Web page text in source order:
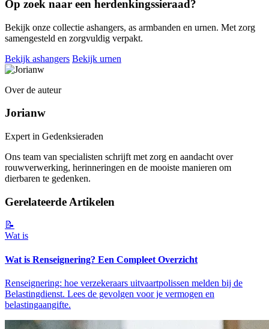
Op zoek naar een herdenkingssieraad?
Bekijk onze collectie ashangers, as armbanden en urnen. Met zorg
samengesteld en zorgvuldig verpakt.
Bekijk ashangers Bekijk urnen
Over de auteur
Jorianw
Expert in Gedenksieraden
Ons team van specialisten schrijft met zorg en aandacht over
rouwverwerking, herinneringen en de mooiste manieren om
dierbaren te gedenken.
Gerelateerde Artikelen
📝
Wat is
Wat is Renseignering? Een Compleet Overzicht
Renseignering: hoe verzekeraars uitvaartpolissen melden bij de
Belastingdienst. Lees de gevolgen voor je vermogen en
belastingaangifte.